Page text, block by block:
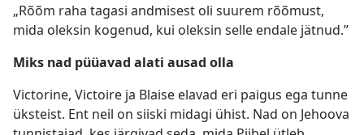
„Rõõm raha tagasi andmisest oli suurem rõõmust,
mida oleksin kogenud, kui oleksin selle endale jätnud.”
Miks nad püüavad alati ausad olla
Victorine, Victoire ja Blaise elavad eri paigus ega tunne
üksteist. Ent neil on siiski midagi ühist. Nad on Jehoova